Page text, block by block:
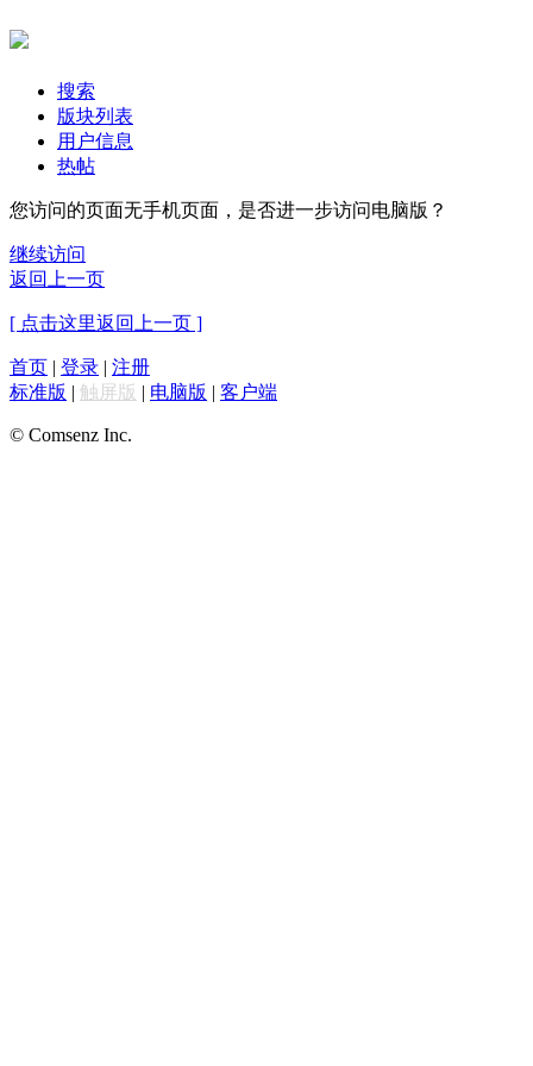
搜索
版块列表
用户信息
热帖
您访问的页面无手机页面，是否进一步访问电脑版？
继续访问
返回上一页
[ 点击这里返回上一页 ]
首页 | 登录 | 注册
标准版 | 触屏版 | 电脑版 | 客户端
© Comsenz Inc.